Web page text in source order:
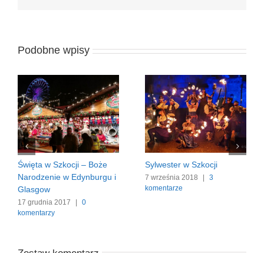
Podobne wpisy
Festiwal w Edynburgu
5 lutego 2018 | 1 komentarz
Święta w Szkocji – Boże
Narodzenie w Edynburgu i
Glasgow